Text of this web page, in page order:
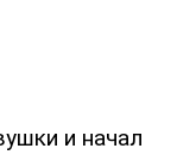
и начал